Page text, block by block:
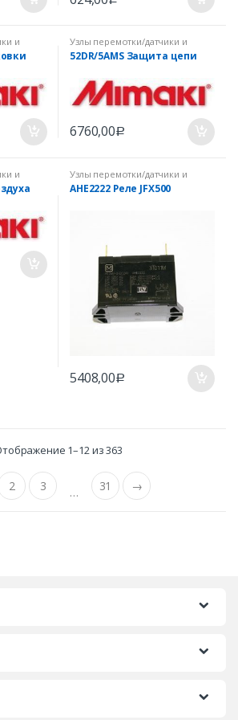
и Узлы перемотки/датчики и
прочее Mimaki
52DR/5AMS Защита цепи
6760,00Р
и Узлы перемотки/датчики и
прочее Mimaki
AHE2222 Реле JFX500
5408,00Р
1–12 из 363
2 3 … 31 →